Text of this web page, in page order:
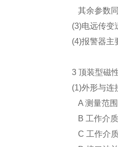
其余参数
(3)电远传变
(4)报警器主
3 顶装型磁
(1)外形与连
A 测量范
B 工作介
C 工作介